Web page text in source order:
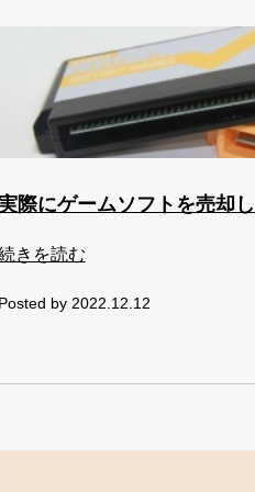
際にゲームソフトを売却
きを読む
Posted by 2022.12.12